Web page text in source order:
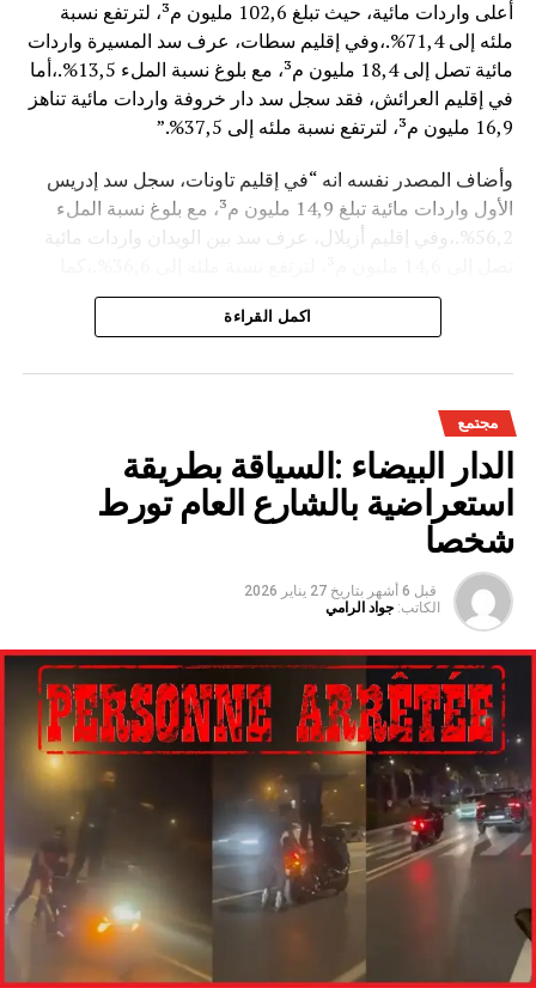
أعلى واردات مائية، حيث تبلغ 102,6 مليون م³، لترتفع نسبة
ملئه إلى 71,4%.،وفي إقليم سطات، عرف سد المسيرة واردات
مائية تصل إلى 18,4 مليون م³، مع بلوغ نسبة الملء 13,5%.،أما
في إقليم العرائش، فقد سجل سد دار خروفة واردات مائية تناهز
16,9 مليون م³، لترتفع نسبة ملئه إلى 37,5%.”
وأضاف المصدر نفسه انه “في إقليم تاونات، سجل سد إدريس
الأول واردات مائية تبلغ 14,9 مليون م³، مع بلوغ نسبة الملء
56,2%.،وفي إقليم أزيلال، عرف سد بين الويدان واردات مائية
وتعكس هذه المعطيات الأثر الإيجابي على الثروة المائية
الوطنية،والفرشة المئية عموما ووقعها الايجابي على الفلاحة بعد
سنوات الجفاف .
اكمل القراءة
مجتمع
الدار البيضاء :السياقة بطريقة
استعراضية بالشارع العام تورط
شخصا
قبل 6 أشهر بتاريخ 27 يناير 2026
الكاتب: جواد الرامي